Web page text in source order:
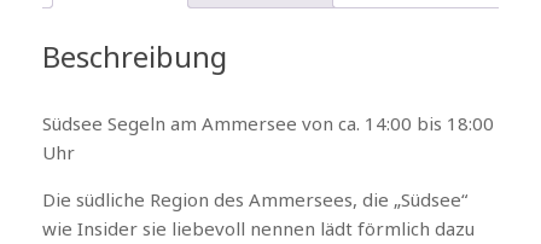
Beschreibung
Südsee Segeln am Ammersee von ca. 14:00 bis 18:00
Uhr
Die südliche Region des Ammersees, die „Südsee“
wie Insider sie liebevoll nennen lädt förmlich dazu